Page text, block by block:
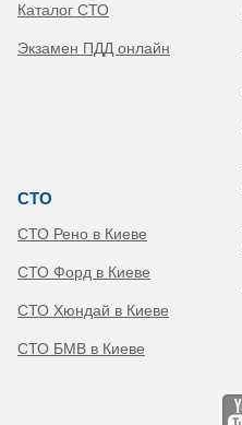
Каталог СТО
Экзамен ПДД онлайн
СТО
СТО Рено в Киеве
СТО Форд в Киеве
СТО Хюндай в Киеве
СТО БМВ в Киеве